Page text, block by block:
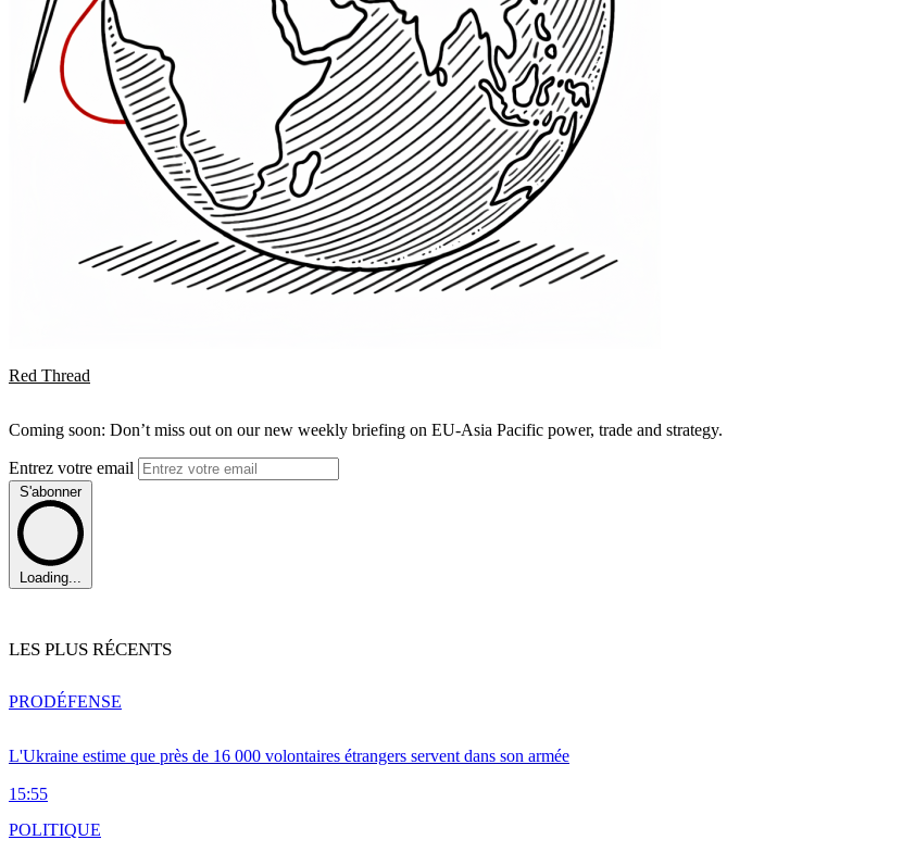
Red Thread
Coming soon: Don’t miss out on our new weekly briefing on EU-Asia Pacific power, trade and strategy.
Entrez votre email
S'abonner
Loading...
LES PLUS RÉCENTS
L'Ukraine estime que près de 16 000 volontaires étrangers servent dans son armée
15:55
PRODÉFENSE
POLITIQUE